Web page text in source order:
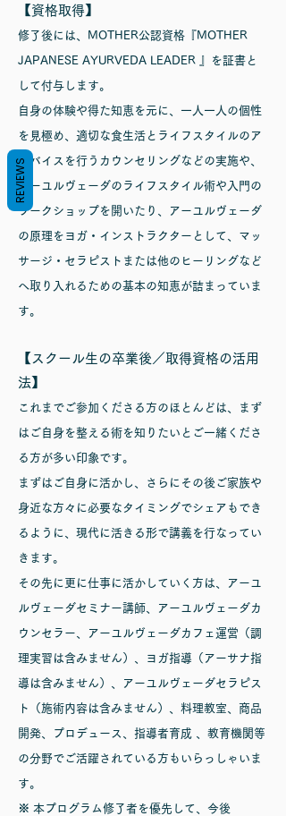
【資格取得】
修了後には、MOTHER公認資格『MOTHER
JAPANESE AYURVEDA LEADER 』を証書と
して付与します。
自身の体験や得た知恵を元に、一人一人の個性
を見極め、適切な食生活とライフスタイルのア
ドバイスを行うカウンセリングなどの実施や、
アーユルヴェーダのライフスタイル術や入門の
ワークショップを開いたり、アーユルヴェーダ
の原理をヨガ・インストラクターとして、マッ
サージ・セラピストまたは他のヒーリングなど
へ取り入れるための基本の知恵が詰まっていま
す。
【スクール生の卒業後／取得資格の活用
法】
これまでご参加くださる方のほとんどは、まず
はご自身を整える術を知りたいとご一緒くださ
る方が多い印象です。
まずはご自身に活かし、さらにその後ご家族や
身近な方々に必要なタイミングでシェアもでき
るように、現代に活きる形で講義を行なってい
きます。
その先に更に仕事に活かしていく方は、アーユ
ルヴェーダセミナー講師、アーユルヴェーダカ
ウンセラー、アーユルヴェーダカフェ運営（調
理実習は含みません）、ヨガ指導（アーサナ指
導は含みません）、アーユルヴェーダセラピス
ト（施術内容は含みません）、料理教室、商品
開発、プロデュース、指導者育成 ​、教育機関等
の分野でご活躍されている方もいらっしゃいま
す。
※ 本プログラム修了者を優先して、今後
REVIEWS